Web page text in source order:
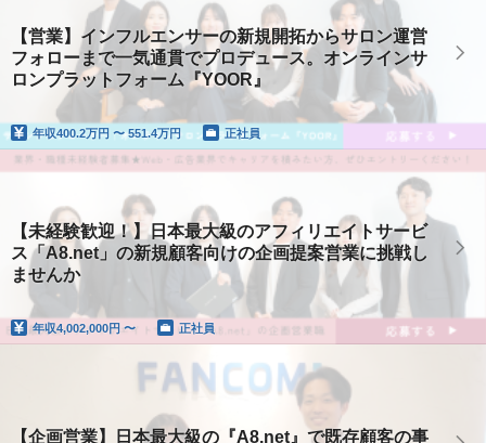
【営業】インフルエンサーの新規開拓からサロン運営
フォローまで一気通貫でプロデュース。オンラインサ
ロンプラットフォーム『YOOR』
年収400.2万円 〜 551.4万円 正社員
【未経験歓迎！】日本最大級のアフィリエイトサービ
ス「A8.net」の新規顧客向けの企画提案営業に挑戦し
ませんか
年収4,002,000円 〜 正社員
【企画営業】日本最大級の『A8.net』で既存顧客の事